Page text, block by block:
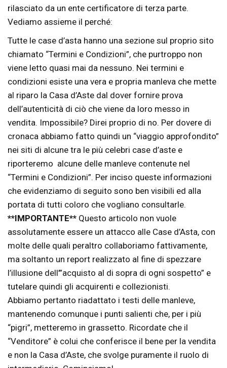
rilasciato da un ente certificatore di terza parte.
Vediamo assieme il perché:
Tutte le case d’asta hanno una sezione sul proprio sito
chiamato “Termini e Condizioni”, che purtroppo non
viene letto quasi mai da nessuno. Nei termini e
condizioni esiste una vera e propria manleva che mette
al riparo la Casa d’Aste dal dover fornire prova
dell’autenticità di ciò che viene da loro messo in
vendita. Impossibile? Direi proprio di no. Per dovere di
cronaca abbiamo fatto quindi un “viaggio approfondito”
nei siti di alcune tra le più celebri case d’aste e
riporteremo alcune delle manleve contenute nel
“Termini e Condizioni”. Per inciso queste informazioni
che evidenziamo di seguito sono ben visibili ed alla
portata di tutti coloro che vogliano consultarle.
**IMPORTANTE** Questo articolo non vuole
assolutamente essere un attacco alle Case d’Asta, con
molte delle quali peraltro collaboriamo fattivamente,
ma soltanto un report realizzato al fine di spezzare
l’illusione dell’”acquisto al di sopra di ogni sospetto” e
tutelare quindi gli acquirenti e collezionisti.
Abbiamo pertanto riadattato i testi delle manleve,
mantenendo comunque i punti salienti che, per i più
“pigri”, metteremo in grassetto. Ricordate che il
“Venditore” è colui che conferisce il bene per la vendita
e non la Casa d’Aste, che svolge puramente il ruolo di